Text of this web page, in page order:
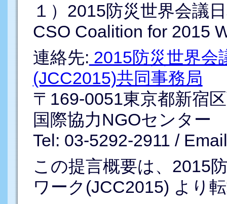
１） 2015防災世界会議
CSO Coalition for 2015
連絡先: 2015防災世界会
(JCC2015)共同事務局
〒169-0051東京都新宿
国際協力NGOセンター
Tel: 03-5292-2911 /
この提言概要は、2015
ワーク(JCC2015) より